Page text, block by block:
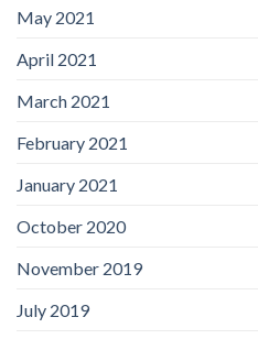
May 2021
April 2021
March 2021
February 2021
January 2021
October 2020
November 2019
July 2019